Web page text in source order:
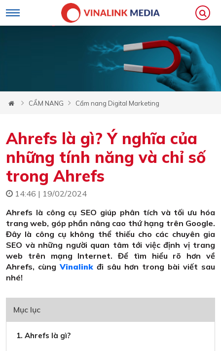
CẨM NANG Cẩm nang Digital Marketing
Ahrefs là gì? Ý nghĩa của
những tính năng và chỉ số
trong Ahrefs
14:46 | 19/02/2024
Ahrefs là công cụ SEO giúp phân tích và tối ưu hóa
trang web, góp phần nâng cao thứ hạng trên Google.
Đây là công cụ không thể thiếu cho các chuyên gia
SEO và những người quan tâm tới việc định vị trang
web trên mạng Internet. Để tìm hiểu rõ hơn về
Ahrefs, cùngVinalink đi sâu hơn trong bài viết sau
nhé!
Mục lục
1. Ahrefs là gì?